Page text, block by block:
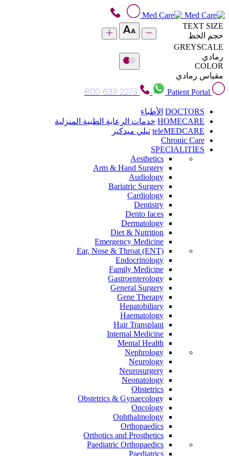
TEXT SIZE
حجم الخط
GREYSCALE
رمادي
COLOR
مقياس رمادي
Patient Portal
800 633 2273
DOCTORS الأطباء
HOMECARE خدمات الرعاية الطبية المنزلية
teleMEDCARE تيلي ميدكير
Chronic Care
SPECIALITIES
Aesthetics
Arm & Hand Surgery
Audiology
Bariatric Surgery
Cardiology
Dentistry
Dento faces
Dermatology
Diet & Nutrition
Emergency Medicine
Ear, Nose & Throat (ENT)
Endocrinology
Family Medicine
Gastroenterology
General Surgery
Gene Therapy
Hepatobiliary
Haematology
Hair Transplant
Internal Medicine
Mental Health
Nephrology
Neurology
Neurosurgery
Neonatology
Obstetrics
Obstetrics & Gynaecology
Oncology
Ophthalmology
Orthopaedics
Orthotics and Prosthetics
Paediatric Orthopaedics
Paediatrics